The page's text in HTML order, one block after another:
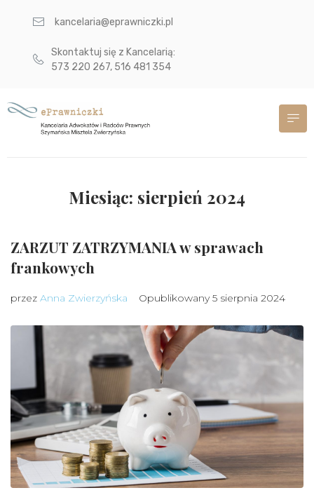
kancelaria@eprawniczki.pl
Skontaktuj się z Kancelarią:
573 220 267, 516 481 354
Miesiąc: sierpień 2024
ZARZUT ZATRZYMANIA w sprawach
frankowych
przez Anna Zwierzyńska Opublikowany5 sierpnia 2024